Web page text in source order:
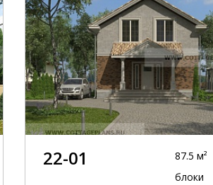
22-01
87.5 м²
блоки